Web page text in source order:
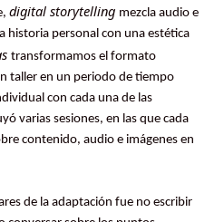
digital storytelling mezcla audio e
historia personal con una estética
transformamos el formato
taller en un periodo de tiempo
con cada una de las
varias sesiones, en las que cada
contenido, audio e imágenes en
de la adaptación fue no escribir